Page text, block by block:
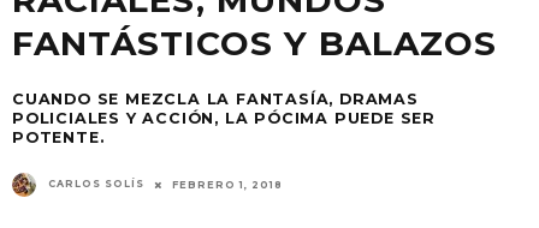
FANTÁSTICOS Y BALAZOS
CUANDO SE MEZCLA LA FANTASÍA, DRAMAS
POLICIALES Y ACCIÓN, LA PÓCIMA PUEDE SER
POTENTE.
CARLOS SOLÍS FEBRERO 1, 2018